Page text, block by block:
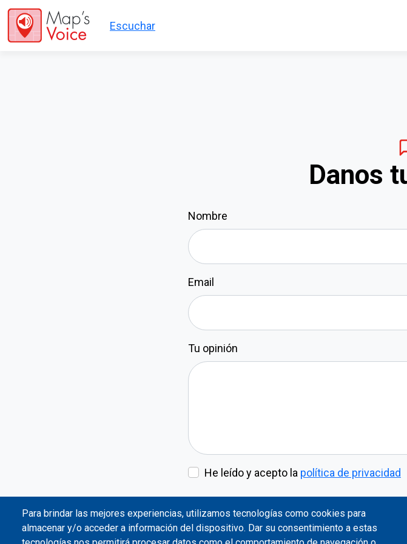
Pasar al contenido principal
Escuchar
Danos
Nombre
Email
Tu opinión
He leído y acepto la política de privacidad
Para brindar las mejores experiencias, utilizamos tecnologías como cookies para
almacenar y/o acceder a información del dispositivo. Dar su consentimiento a estas